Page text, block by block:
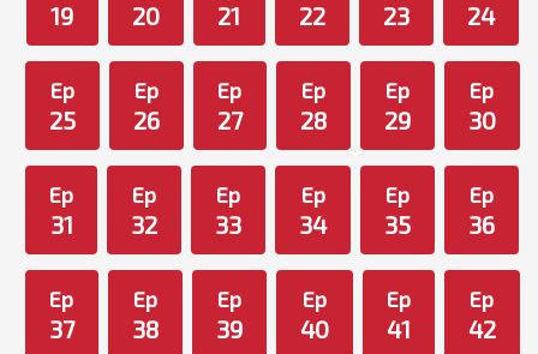
19 20 21 22 23 24
Ep
25
Ep
26
Ep
27
Ep
28
Ep
29
Ep
30
Ep
31
Ep
32
Ep
33
Ep
34
Ep
35
Ep
36
Ep
37
Ep
38
Ep
39
Ep
40
Ep
41
Ep
42